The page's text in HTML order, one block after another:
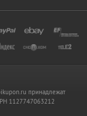
принадлежат
1127747063212